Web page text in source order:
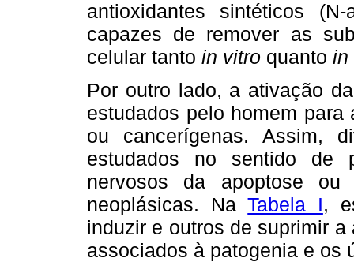
antioxidantes sintéticos
capazes de remover as
celular tanto in vitro quanto
Por outro lado, a ativação
estudados pelo homem
ou cancerígenas. Assim,
estudados no sentido de
nervosos da apoptose
neoplásicas. NaTabela I,
induzir e outros de suprimir
associados à patogenia e os